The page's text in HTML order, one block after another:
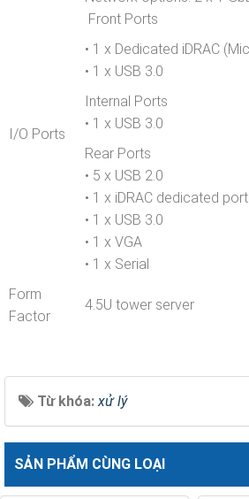
I/O Ports
Front Ports
• 1 x Dedicated iDRAC
• 1 x USB 3.0
Internal Ports
• 1 x USB 3.0
Rear Ports
• 5 x USB 2.0
• 1 x iDRAC dedicated port
• 1 x USB 3.0
• 1 x VGA
• 1 x Serial
Form
Factor
4.5U tower server
Từ khóa: xử lý
SẢN PHẨM CÙNG LOẠI